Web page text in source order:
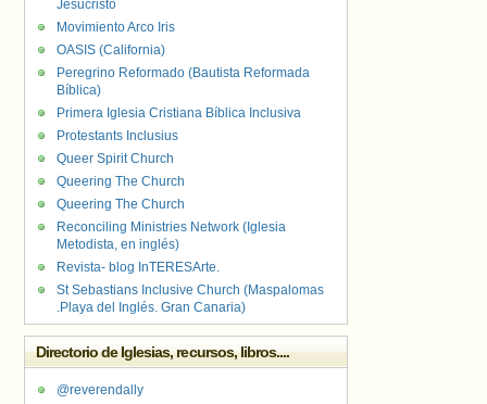
Jesucristo
Movimiento Arco Iris
OASIS (California)
Peregrino Reformado (Bautista Reformada
Bíblica)
Primera Iglesia Cristiana Bíblica Inclusiva
Protestants Inclusius
Queer Spirit Church
Queering The Church
Queering The Church
Reconciling Ministries Network (Iglesia
Metodista, en inglés)
Revista- blog InTERESArte.
St Sebastians Inclusive Church (Maspalomas
.Playa del Inglés. Gran Canaria)
Directorio de Iglesias, recursos, libros....
@reverendally